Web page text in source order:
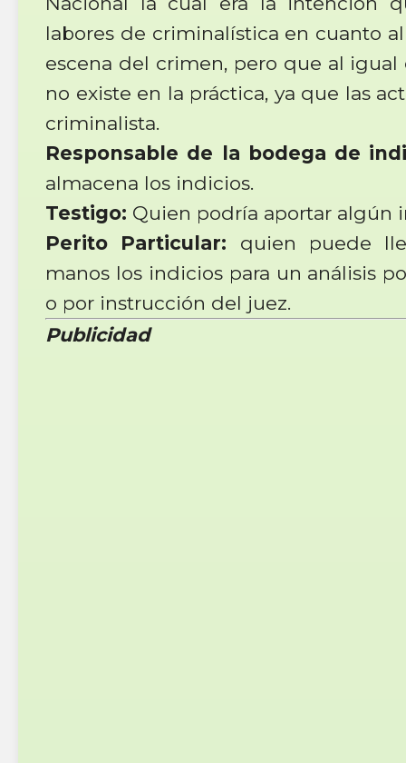
labores de criminalística en cuanto
escena del crimen, pero que al
no existe en la práctica, ya que las
criminalista.
Responsable de la bodega de
almacena los indicios.
Testigo: Quien podría aportar algún
Perito Particular: quien puede
manos los indicios para un análisis
o por instrucción del juez.
Publicidad